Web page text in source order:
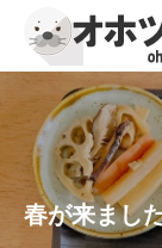
春が来まし